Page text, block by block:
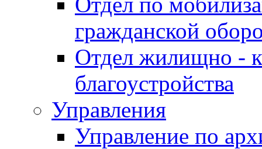
гражданской
Отдел жилищно -
благоустройства
Управления
Управление по